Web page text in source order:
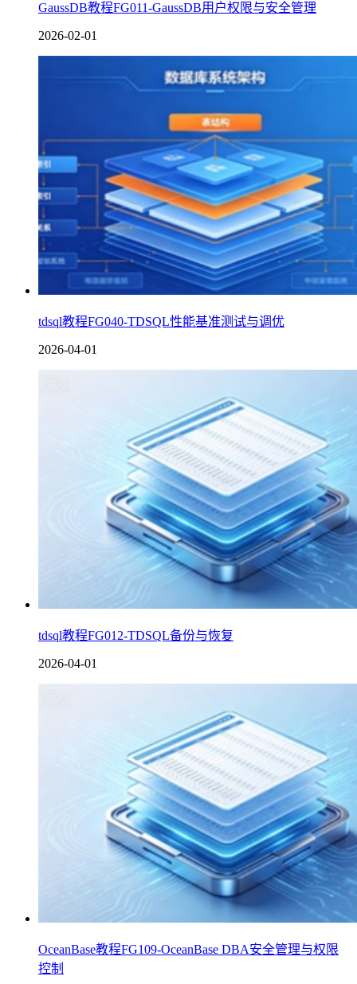
GaussDB教程FG011-GaussDB用户权限与安全管理
2026-02-01
tdsql教程FG040-TDSQL性能基准测试与调优
2026-04-01
tdsql教程FG012-TDSQL备份与恢复
2026-04-01
OceanBase教程FG109-OceanBase DBA安全管理与权限
控制